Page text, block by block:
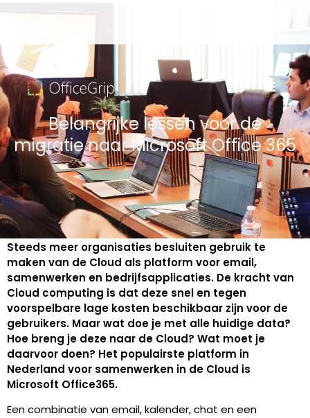
Belangrijke lessen voor de
migratie naar Microsoft Office 365
Steeds meer organisaties besluiten gebruik te
maken van de Cloud als platform voor email,
samenwerken en bedrijfsapplicaties. De kracht van
Cloud computing is dat deze snel en tegen
voorspelbare lage kosten beschikbaar zijn voor de
gebruikers. Maar wat doe je met alle huidige data?
Hoe breng je deze naar de Cloud? Wat moet je
daarvoor doen? Het populairste platform in
Nederland voor samenwerken in de Cloud is
Microsoft Office365.
Een combinatie van email, kalender, chat en een